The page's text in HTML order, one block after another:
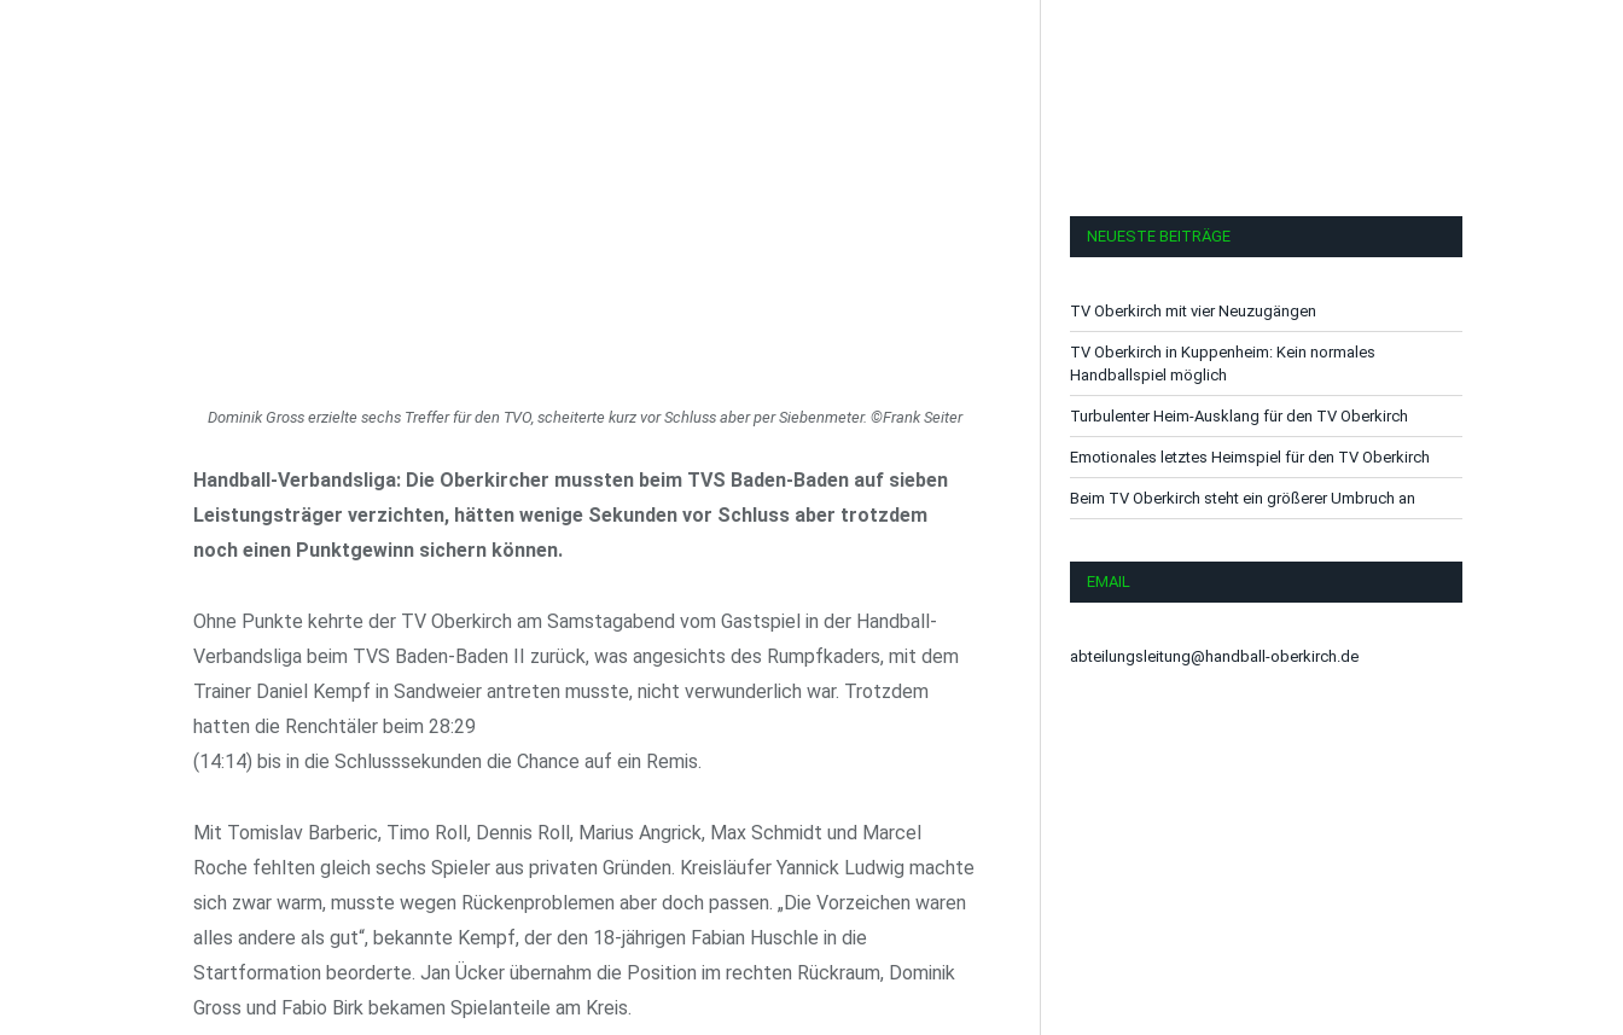
Dominik Gross erzielte sechs Treffer für den TVO, scheiterte kurz vor Schluss aber per Siebenmeter. ©Frank Seiter
Handball-Verbandsliga: Die Oberkircher mussten beim TVS Baden-Baden auf sieben
Leistungsträger verzichten, hätten wenige Sekunden vor Schluss aber trotzdem
noch einen Punktgewinn sichern können.
Ohne Punkte kehrte der TV Oberkirch am Samstagabend vom Gastspiel in der Handball-
Verbandsliga beim TVS Baden-Baden II zurück, was angesichts des Rumpfkaders, mit dem
Trainer Daniel Kempf in Sandweier antreten musste, nicht verwunderlich war. Trotzdem
hatten die Renchtäler beim 28:29
(14:14) bis in die Schlusssekunden die Chance auf ein Remis.
Mit Tomislav Barberic, Timo Roll, Dennis Roll, Marius Angrick, Max Schmidt und Marcel
Roche fehlten gleich sechs Spieler aus privaten Gründen. Kreisläufer Yannick Ludwig machte
sich zwar warm, musste wegen Rückenproblemen aber doch passen. „Die Vorzeichen waren
alles andere als gut“, bekannte Kempf, der den 18-jährigen Fabian Huschle in die
Startformation beorderte. Jan Ücker übernahm die Position im rechten Rückraum, Dominik
Gross und Fabio Birk bekamen Spielanteile am Kreis.
NEUESTE BEITRÄGE
TV Oberkirch mit vier Neuzugängen
TV Oberkirch in Kuppenheim: Kein normales
Handballspiel möglich
Turbulenter Heim-Ausklang für den TV Oberkirch
Emotionales letztes Heimspiel für den TV Oberkirch
Beim TV Oberkirch steht ein größerer Umbruch an
EMAIL
abteilungsleitung@handball-oberkirch.de